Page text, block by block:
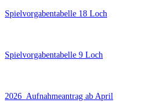
Spielvorgabentabelle 18 Loch
Spielvorgabentabelle 9 Loch
2026_Aufnahmeantrag ab April